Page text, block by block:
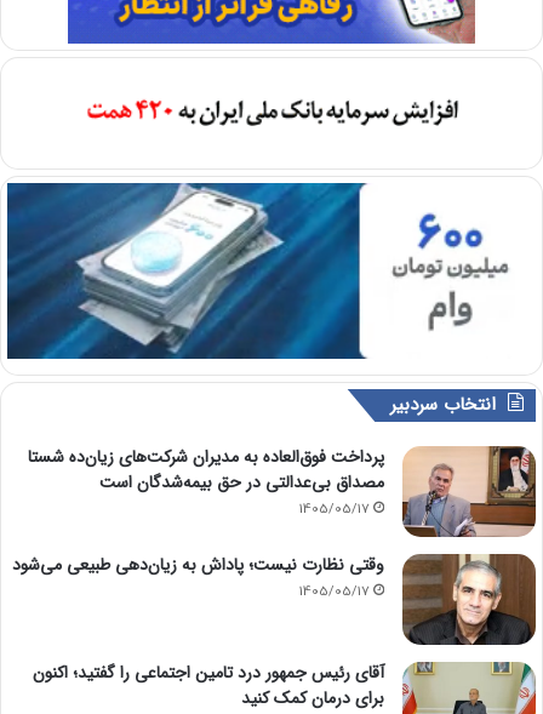
انتخاب سردبیر
پرداخت فوق‌العاده به مدیران شرکت‌های زیان‌ده شستا
مصداق بی‌عدالتی در حق بیمه‌شدگان است
1405/05/17
وقتی نظارت نیست؛ پاداش به زیان‌دهی طبیعی می‌شود
1405/05/17
آقای رئیس جمهور درد تامین اجتماعی را گفتید؛ اکنون
برای درمان کمک کنید